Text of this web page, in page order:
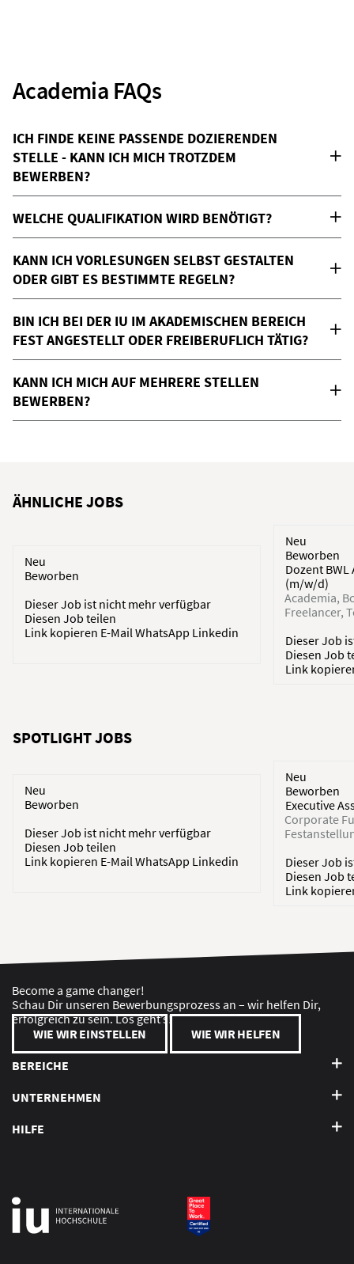
Academia FAQs
ICH FINDE KEINE PASSENDE DOZIERENDEN
STELLE - KANN ICH MICH TROTZDEM
BEWERBEN?
WELCHE QUALIFIKATION WIRD BENÖTIGT?
KANN ICH VORLESUNGEN SELBST GESTALTEN
ODER GIBT ES BESTIMMTE REGELN?
BIN ICH BEI DER IU IM AKADEMISCHEN BEREICH
FEST ANGESTELLT ODER FREIBERUFLICH TÄTIG?
KANN ICH MICH AUF MEHRERE STELLEN
BEWERBEN?
ÄHNLICHE JOBS
Neu
Beworben
Dieser Job ist nicht mehr verfügbar
Diesen Job teilen
Link kopieren E-MailWhatsApp Linkedin
Neu
Beworben
Dozent
(m/w/d)
Academia
Freelancer
Dieser Job
Diesen Job
Link
SPOTLIGHT JOBS
Neu
Beworben
Dieser Job ist nicht mehr verfügbar
Diesen Job teilen
Link kopieren E-MailWhatsApp Linkedin
Neu
Beworben
Executive
Corporate
Dieser Job
Diesen Job
Link
Become a game changer!
Schau Dir unseren Bewerbungsprozess an – wir helfen Dir,
erfolgreich zu sein. Los geht’s!
WIE WIR EINSTELLEN
WIE WIR HELFEN
BEREICHE
UNTERNEHMEN
HILFE